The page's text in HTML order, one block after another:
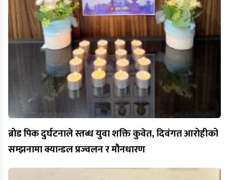
ब्रोड पिक दुर्घटनाले स्तब्ध युवा शक्ति कुवेत, दिवंगत आरोहीको
सम्झनामा क्यान्डल प्रज्वलन र मौनधारण